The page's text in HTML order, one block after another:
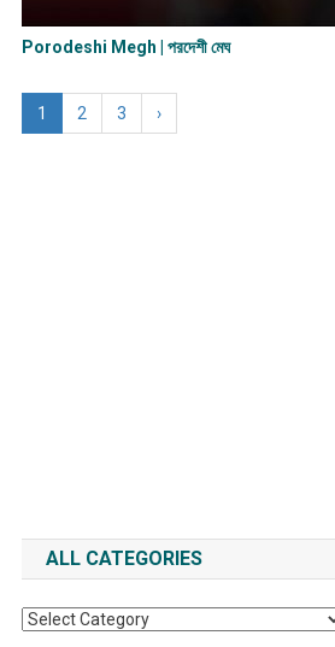
Porodeshi Megh | পরদেশী মেঘ
1 2 3 ›
ALL CATEGORIES
All